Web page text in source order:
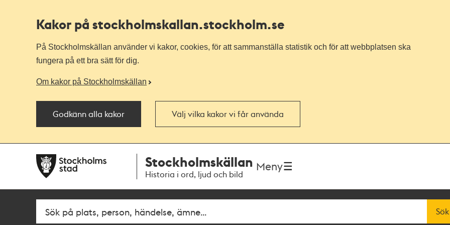
Kakor på stockholmskallan.stockholm.se
På Stockholmskällan använder vi kakor, cookies, för att sammanställa statistik och för att webbplatsen ska
fungera på ett bra sätt för dig.
Om kakor på Stockholmskällan
Godkänn alla kakor Välj vilka kakor vi får använda
navigationen
huvudinnehållet
Stockholmskällan
Historia i ord, ljud och bild
Meny
Fritextsök Sök